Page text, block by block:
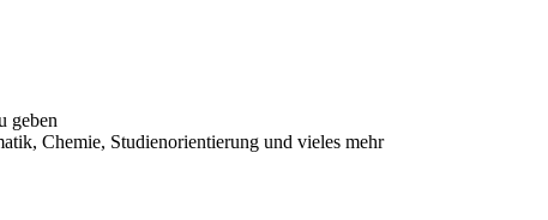
geben
Chemie, Studienorientierung und vieles mehr